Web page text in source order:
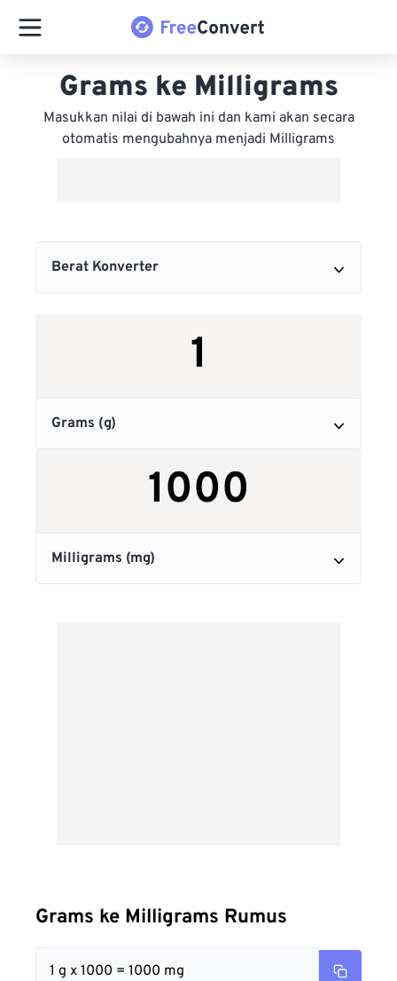
Grams ke Milligrams
Masukkan nilai di bawah ini dan kami akan secara
otomatis mengubahnya menjadi Milligrams
Grams ke Milligrams Rumus
1 g x 1000 = 1000 mg